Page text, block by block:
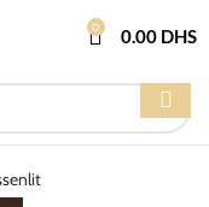
0 0.00 DHS